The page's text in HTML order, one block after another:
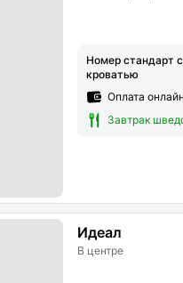
Номер стандарт
кроватью
Оплата онлайн
Завтрак
Идеал
В центре